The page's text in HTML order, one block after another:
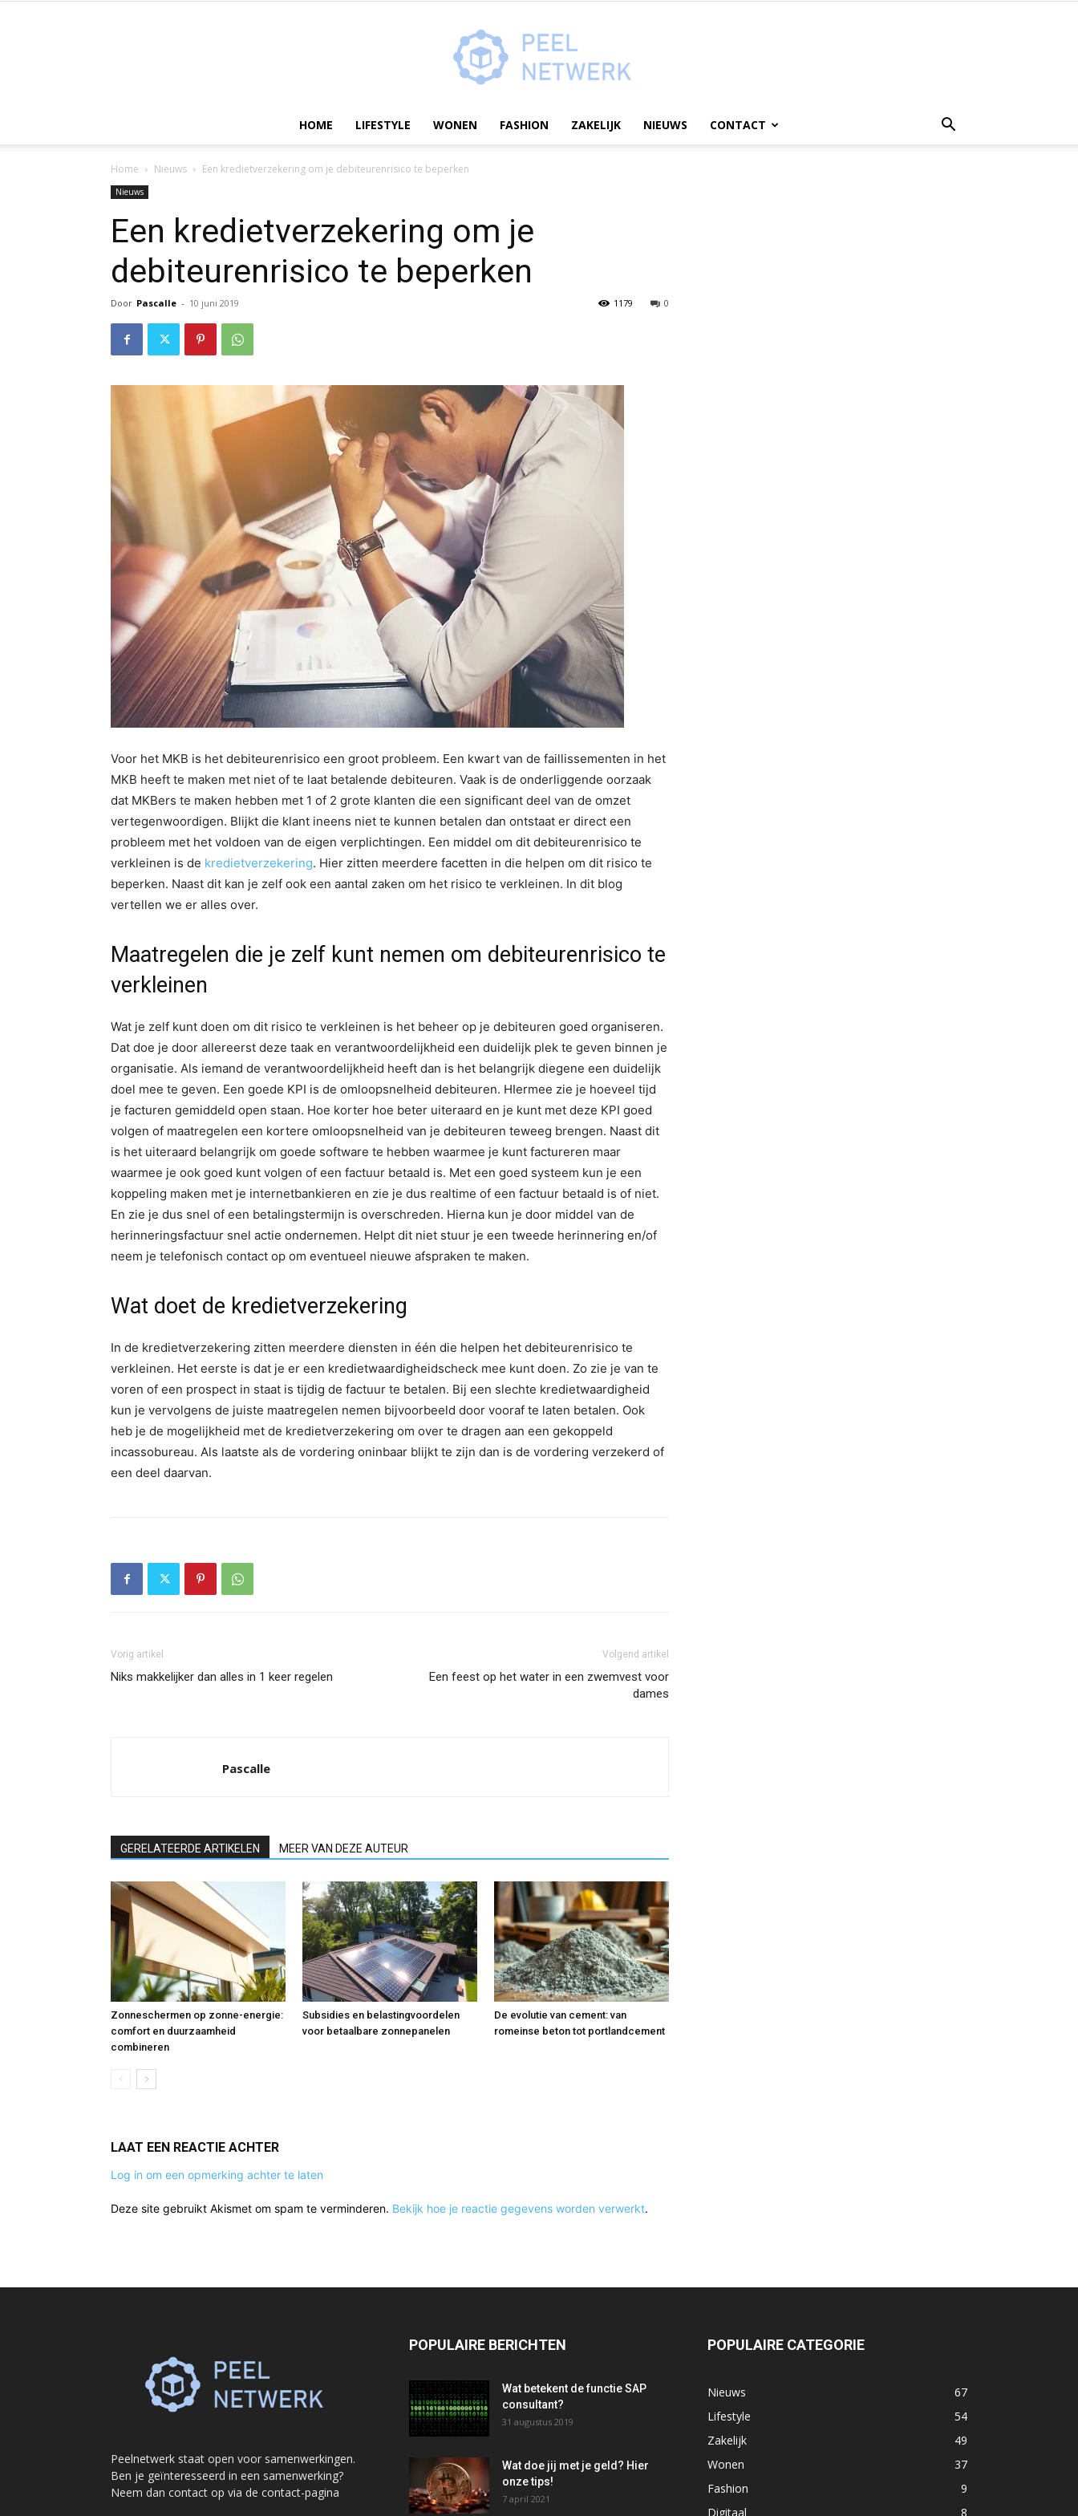
HOME LIFESTYLE WONEN FASHION ZAKELIJK NIEUWS CONTACT
Home Nieuws Een kredietverzekering om je debiteurenrisico te beperken
Nieuws
Een kredietverzekering om je
debiteurenrisico te beperken
Door Pascalle - 10 juni 2019 0
1179
Voor het MKB is het debiteurenrisico een groot probleem. Een kwart van de faillissementen in het
MKB heeft te maken met niet of te laat betalende debiteuren. Vaak is de onderliggende oorzaak
dat MKBers te maken hebben met 1 of 2 grote klanten die een significant deel van de omzet
vertegenwoordigen. Blijkt die klant ineens niet te kunnen betalen dan ontstaat er direct een
probleem met het voldoen van de eigen verplichtingen. Een middel om dit debiteurenrisico te
verkleinen is de kredietverzekering. Hier zitten meerdere facetten in die helpen om dit risico te
beperken. Naast dit kan je zelf ook een aantal zaken om het risico te verkleinen. In dit blog
vertellen we er alles over.
Maatregelen die je zelf kunt nemen om debiteurenrisico te
verkleinen
Wat je zelf kunt doen om dit risico te verkleinen is het beheer op je debiteuren goed organiseren.
Dat doe je door allereerst deze taak en verantwoordelijkheid een duidelijk plek te geven binnen je
organisatie. Als iemand de verantwoordelijkheid heeft dan is het belangrijk diegene een duidelijk
doel mee te geven. Een goede KPI is de omloopsnelheid debiteuren. HIermee zie je hoeveel tijd
je facturen gemiddeld open staan. Hoe korter hoe beter uiteraard en je kunt met deze KPI goed
volgen of maatregelen een kortere omloopsnelheid van je debiteuren teweeg brengen. Naast dit
is het uiteraard belangrijk om goede software te hebben waarmee je kunt factureren maar
waarmee je ook goed kunt volgen of een factuur betaald is. Met een goed systeem kun je een
koppeling maken met je internetbankieren en zie je dus realtime of een factuur betaald is of niet.
En zie je dus snel of een betalingstermijn is overschreden. Hierna kun je door middel van de
herinneringsfactuur snel actie ondernemen. Helpt dit niet stuur je een tweede herinnering en/of
neem je telefonisch contact op om eventueel nieuwe afspraken te maken.
Wat doet de kredietverzekering
In de kredietverzekering zitten meerdere diensten in één die helpen het debiteurenrisico te
verkleinen. Het eerste is dat je er een kredietwaardigheidscheck mee kunt doen. Zo zie je van te
voren of een prospect in staat is tijdig de factuur te betalen. Bij een slechte kredietwaardigheid
kun je vervolgens de juiste maatregelen nemen bijvoorbeeld door vooraf te laten betalen. Ook
heb je de mogelijkheid met de kredietverzekering om over te dragen aan een gekoppeld
incassobureau. Als laatste als de vordering oninbaar blijkt te zijn dan is de vordering verzekerd of
een deel daarvan.
Vorig artikel
Niks makkelijker dan alles in 1 keer regelen
Volgend artikel
Een feest op het water in een zwemvest voor
dames
Pascalle
GERELATEERDE ARTIKELEN MEER VAN DEZE AUTEUR
Zonneschermen op zonne-energie:
comfort en duurzaamheid
combineren
Subsidies en belastingvoordelen
voor betaalbare zonnepanelen
De evolutie van cement: van
romeinse beton tot portlandcement
LAAT EEN REACTIE ACHTER
Log in om een opmerking achter te laten
Deze site gebruikt Akismet om spam te verminderen. Bekijk hoe je reactie gegevens worden verwerkt.
Peelnetwerk staat open voor samenwerkingen.
Ben je geïnteresseerd in een samenwerking?
Neem dan contact op via de contact-pagina
POPULAIRE BERICHTEN
Wat betekent de functie SAP
consultant?
31 augustus 2019
Wat doe jij met je geld? Hier
onze tips!
7 april 2021
POPULAIRE CATEGORIE
Nieuws
67
Lifestyle
54
Zakelijk
49
Wonen
37
Fashion
9
Digitaal
8